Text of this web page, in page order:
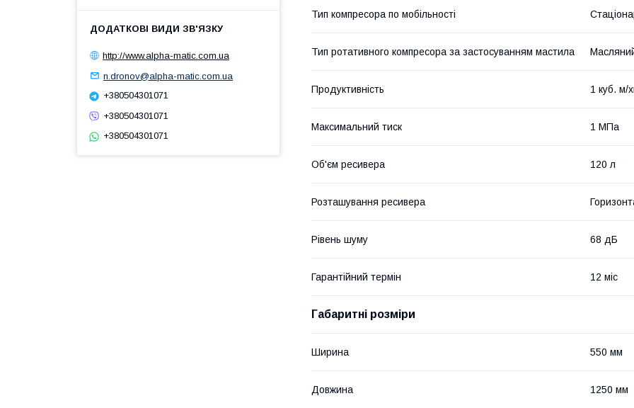
Тип компресора по мобільності
Тип ротативного компресора за застосуванням мастила
Продуктивність 1 куб. м/
Максимальний тиск 1 МПа
Об'єм ресивера 120 л
Розташування ресивера
Рівень шуму 68 дБ
Гарантійний термін 12 міс
Габаритні розміри
Ширина 550 мм
Довжина 1250 мм
http://www.alpha-matic.com.ua
n.dronov@alpha-matic.com.ua
+380504301071
+380504301071
+380504301071